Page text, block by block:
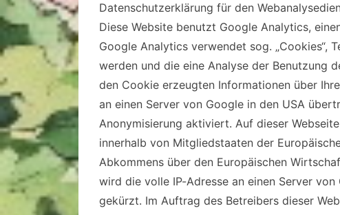
Datenschutzerklärung für den
Diese Website benutzt Google Analytics,
Google Analytics verwendet sog. „Cookies“,
werden und die eine Analyse der Benutzung
den Cookie erzeugten Informationen über
an einen Server von Google in den USA
Anonymisierung aktiviert. Auf dieser
innerhalb von Mitgliedstaaten der
Abkommens über den Europäischen
wird die volle IP-Adresse an einen Server
gekürzt. Im Auftrag des Betreibers dieser